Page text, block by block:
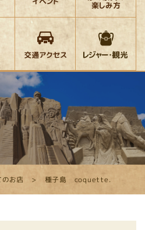
のお店 種子島 coquette.